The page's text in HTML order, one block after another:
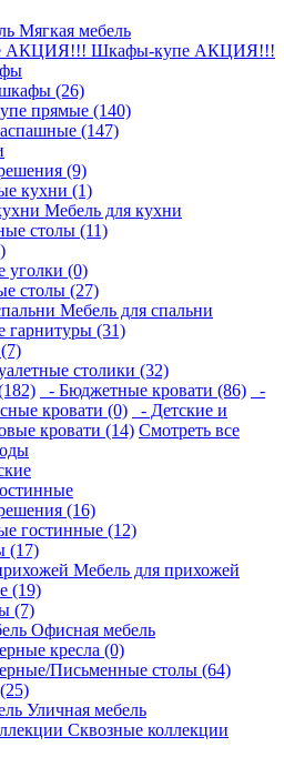
Мягкая мебель
Шкафы-купе АКЦИЯ!!!
(26)
прямые (140)
(147)
(9)
кухни (1)
Мебель для кухни
столы (11)
уголки (0)
столы (27)
Мебель для спальни
гарнитуры (31)
столики (32)
- Бюджетные кровати (86)
-
кровати (0)
- Детские и
кровати (14) Смотреть все
(16)
гостинные (12)
(17)
Мебель для прихожей
(19)
(7)
Офисная мебель
кресла (0)
Письменные столы (64)
Уличная мебель
Сквозные коллекции